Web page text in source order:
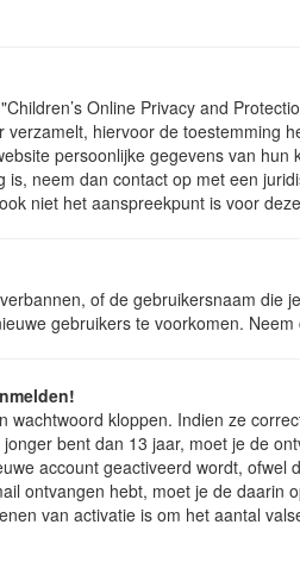
Online Privacy and
hiervoor de toestemming
persoonlijke gegevens van
neem dan contact op met een
niet het aanspreekpunt is voor
of de gebruikersnaam
gebruikers te voorkomen.
kloppen. Indien ze
bent dan 13 jaar, moet je de
account geactiveerd wordt,
ontvangen hebt, moet je de
van activatie is om het aantal